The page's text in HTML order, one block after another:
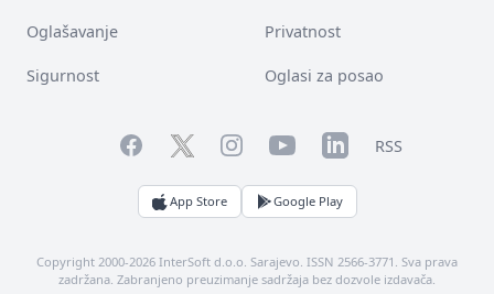
Oglašavanje Privatnost
Sigurnost Oglasi za posao
FacebookTwitterInstagramYouTubeLinkedInRSS
App Store Google Play
Copyright 2000-2026 InterSoft d.o.o. Sarajevo. ISSN 2566-3771. Sva prava
zadržana. Zabranjeno preuzimanje sadržaja bez dozvole izdavača.